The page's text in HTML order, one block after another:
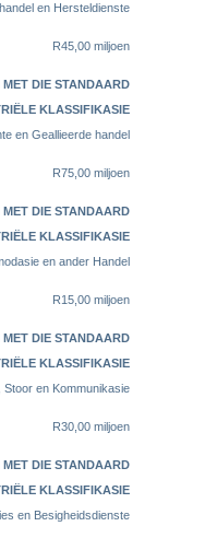
en Hersteldienste
R45,00 miljoen
en Geallieerde handel
R75,00 miljoen
en ander Handel
R15,00 miljoen
Stoor en Kommunikasie
R30,00 miljoen
en Besigheidsdienste